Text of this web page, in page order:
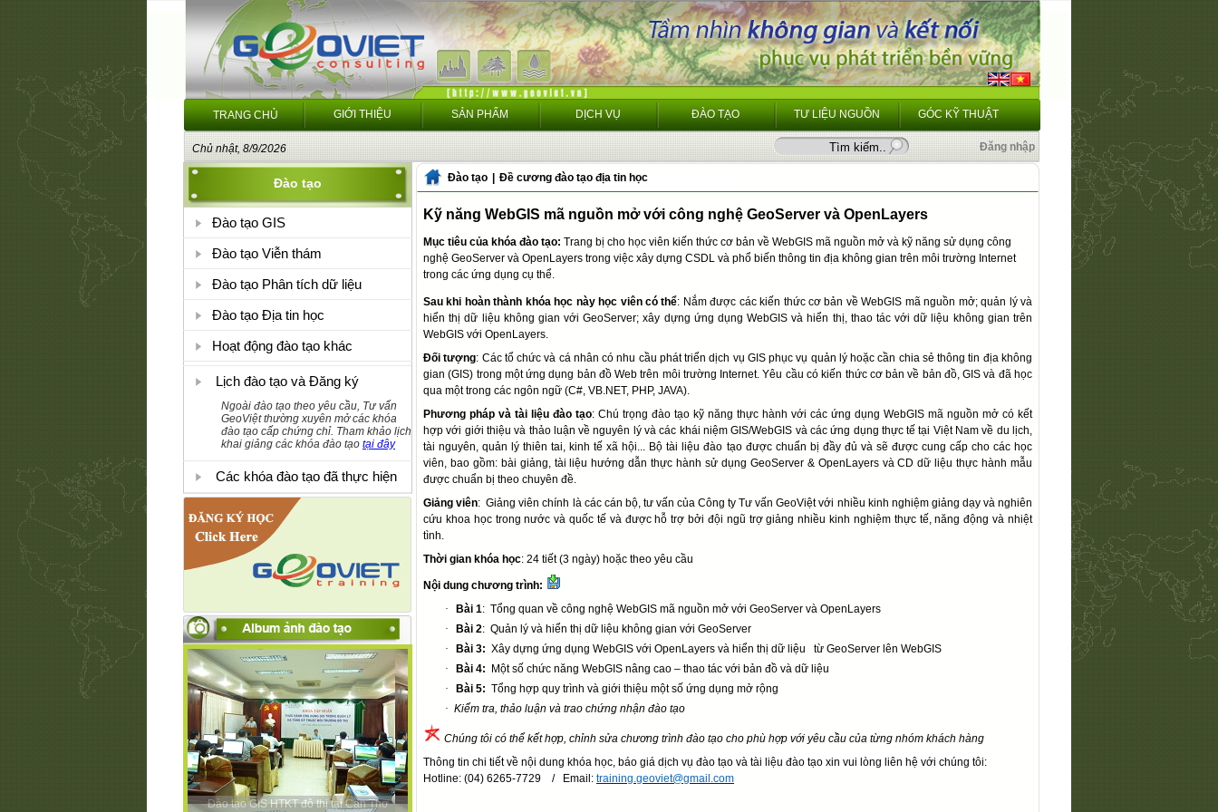
TRANG CHỦ GIỚI THIỆU SẢN PHẨM DỊCH VỤ ĐÀO TẠO TƯ LIỆU NGUỒN GÓC KỸ THUẬT
Chủ nhật, 8/9/2026 Đăng nhập
Đào tạo
Đào tạo GIS
Đào tạo Viễn thám
Đào tạo Phân tích dữ liệu
Đào tạo Địa tin học
Hoạt động đào tạo khác
Lịch đào tạo và Đăng ký
Ngoài đào tạo theo yêu cầu, Tư vấn
GeoViệt thường xuyên mở các khóa
đào tạo cấp chứng chỉ. Tham khảo lịch
khai giảng các khóa đào tạo tại đây
Các khóa đào tạo đã thực hiện
Đào tạo GIS HTKT đô thị tại Cần Thơ
Đào tạo Đề cương đào tạo địa tin học
Kỹ năng WebGIS mã nguồn mở với công nghệ GeoServer và OpenLayers
Mục tiêu của khóa đào tạo: Trang bị cho học viên kiến thức cơ bản về WebGIS mã nguồn mở và kỹ năng sử dụng công
nghệ GeoServer và OpenLayers trong việc xây dựng CSDL và phổ biến thông tin địa không gian trên môi trường Internet
trong các ứng dụng cụ thể.
Sau khi hoàn thành khóa học này học viên có thể: Nắm được các kiến thức cơ bản về WebGIS mã nguồn mở; quản lý và
hiển thị dữ liệu không gian với GeoServer; xây dựng ứng dụng WebGIS và hiển thị, thao tác với dữ liệu không gian trên
WebGIS với OpenLayers.
Đối tượng: Các tổ chức và cá nhân có nhu cầu phát triển dịch vụ GIS phục vụ quản lý hoặc cần chia sẻ thông tin địa không
gian (GIS) trong một ứng dụng bản đồ Web trên môi trường Internet. Yêu cầu có kiến thức cơ bản về bản đồ, GIS và đã học
qua một trong các ngôn ngữ (C#, VB.NET, PHP, JAVA).
Phương pháp và tài liệu đào tạo: Chú trọng đào tạo kỹ năng thực hành với các ứng dụng WebGIS mã nguồn mở có kết
hợp với giới thiệu và thảo luận về nguyên lý và các khái niệm GIS/WebGIS và các ứng dụng thực tế tại Việt Nam về du lịch,
tài nguyên, quản lý thiên tai, kinh tế xã hội... Bộ tài liệu đào tạo được chuẩn bị đầy đủ và sẽ được cung cấp cho các học
viên, bao gồm: bài giảng, tài liệu hướng dẫn thực hành sử dụng GeoServer & OpenLayers và CD dữ liệu thực hành mẫu
được chuẩn bị theo chuyên đề.
Giảng viên: Giảng viên chính là các cán bộ, tư vấn của Công ty Tư vấn GeoViệt với nhiều kinh nghiệm giảng dạy và nghiên
cứu khoa học trong nước và quốc tế và được hỗ trợ bởi đội ngũ trợ giảng nhiều kinh nghiệm thực tế, năng động và nhiệt
tình.
Thời gian khóa học: 24 tiết (3 ngày) hoặc theo yêu cầu
Nội dung chương trình:
·
Bài 1: Tổng quan về công nghệ WebGIS mã nguồn mở với GeoServer và OpenLayers
·
Bài 2: Quản lý và hiển thị dữ liệu không gian với GeoServer
·
Bài 3: Xây dựng ứng dụng WebGIS với OpenLayers và hiển thị dữ liệu từ GeoServer lên WebGIS
·
Bài 4:
Một số chức năng WebGIS nâng cao – thao tác với bản đồ và dữ liệu
·
Bài 5: Tổng hợp quy trình và giới thiệu một số ứng dụng mở rộng
· Kiểm tra, thảo luận và trao chứng nhận đào tạo
Chúng tôi có thể kết hợp, chỉnh sửa chương trình đào tạo cho phù hợp với yêu cầu của từng nhóm khách hàng
Thông tin chi tiết về nội dung khóa học, báo giá dịch vụ đào tạo và tài liệu đào tạo xin vui lòng liên hệ với chúng tôi:
Hotline: (04) 6265-7729
/ Email: training.geoviet@gmail.com